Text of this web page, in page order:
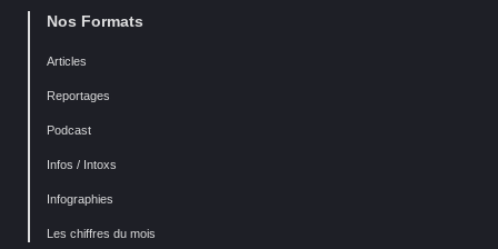
Nos Formats
Articles
Reportages
Podcast
Infos / Intoxs
Infographies
Les chiffres du mois